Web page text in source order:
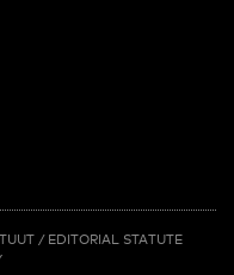
(PDF)
/ EDITORIAL STATUTE(PDF)